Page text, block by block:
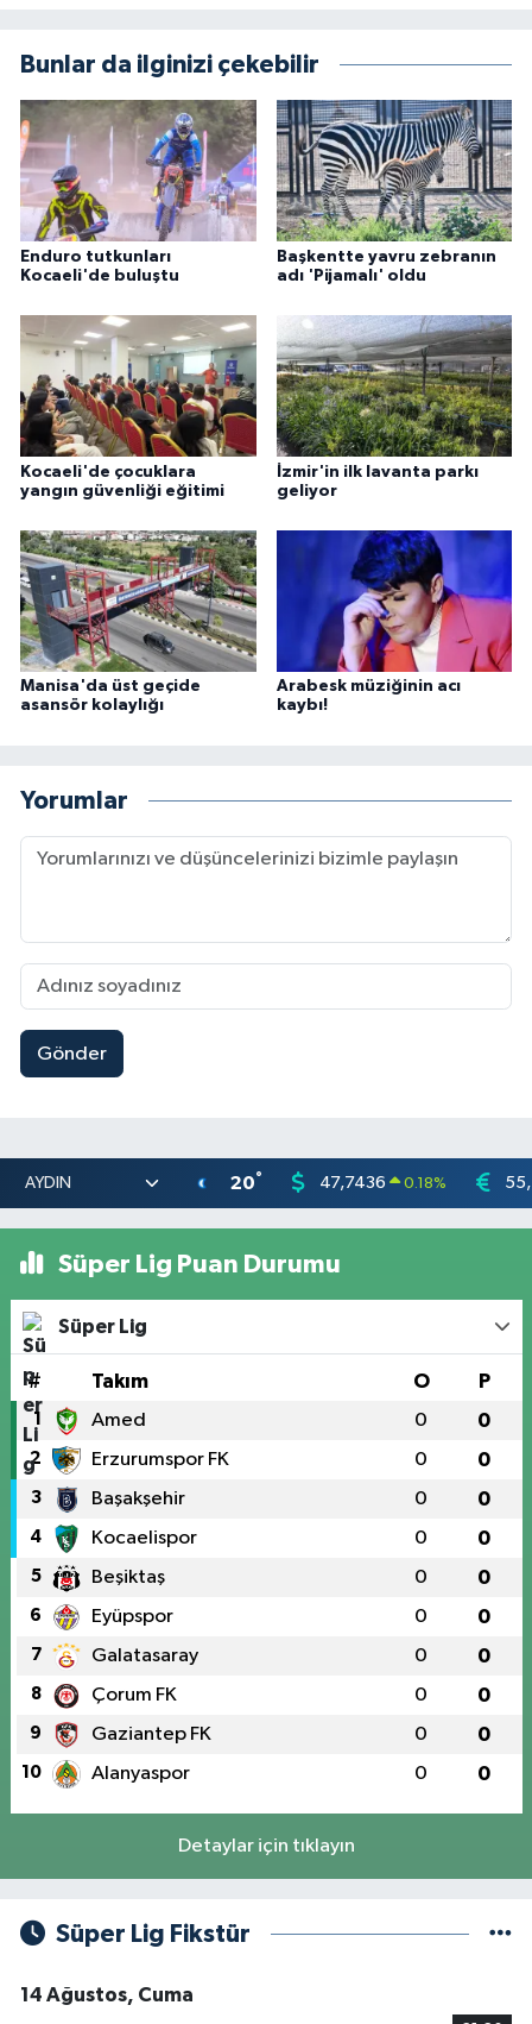
Bunlar da ilginizi çekebilir
Enduro tutkunları
Kocaeli'de buluştu
Başkentte yavru zebranın
adı 'Pijamalı' oldu
Kocaeli'de çocuklara
yangın güvenliği eğitimi
İzmir'in ilk lavanta parkı
geliyor
Manisa'da üst geçide
asansör kolaylığı
Arabesk müziğinin acı
kaybı!
Yorumlar
Gönder
20° 47,7436 0.18%
Süper Lig Puan Durumu
Süper Lig
# Takım O P
1 Amed 0 0
2 Erzurumspor FK 0 0
3 Başakşehir 0 0
4 Kocaelispor 0 0
5 Beşiktaş 0 0
6 Eyüpspor 0 0
7 Galatasaray 0 0
8 Çorum FK 0 0
9 Gaziantep FK 0 0
10 Alanyaspor 0 0
Detaylar için tıklayın
Süper Lig Fikstür
14 Ağustos, Cuma